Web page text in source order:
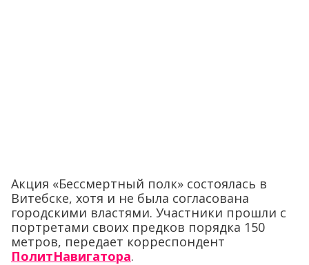
Акция «Бессмертный полк» состоялась в
Витебске, хотя и не была согласована
городскими властями. Участники прошли с
портретами своих предков порядка 150
метров, передает корреспондент
ПолитНавигатора.